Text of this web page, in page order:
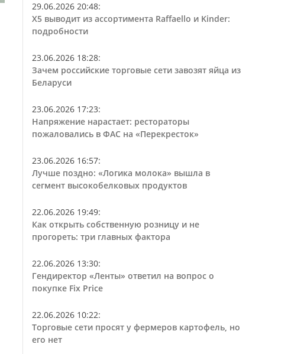
29.06.2026 20:48:
Х5 выводит из ассортимента Raffaello и Kinder:
подробности
23.06.2026 18:28:
Зачем российские торговые сети завозят яйца из
Беларуси
23.06.2026 17:23:
Напряжение нарастает: рестораторы
пожаловались в ФАС на «Перекресток»
23.06.2026 16:57:
Лучше поздно: «Логика молока» вышла в
сегмент высокобелковых продуктов
22.06.2026 19:49:
Как открыть собственную розницу и не
прогореть: три главных фактора
22.06.2026 13:30:
Гендиректор «Ленты» ответил на вопрос о
покупке Fix Price
22.06.2026 10:22:
Торговые сети просят у фермеров картофель, но
его нет